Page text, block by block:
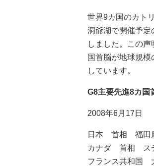
世界9カ国のカト
洞爺湖で開催予定
しました。この
国首脳が地球規
しています。
G8主要先進8カ国
2008年6月17日
日本 首相 福田
カナダ 首相 ス
フランス共和国